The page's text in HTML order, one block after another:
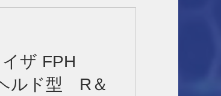
ザ FPH
ルド型 R＆